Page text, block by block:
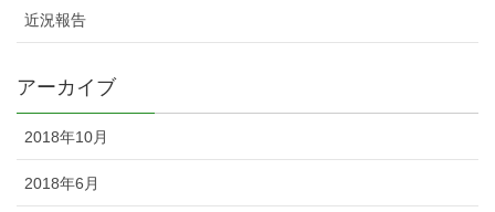
近況報告
アーカイブ
2018年10月
2018年6月